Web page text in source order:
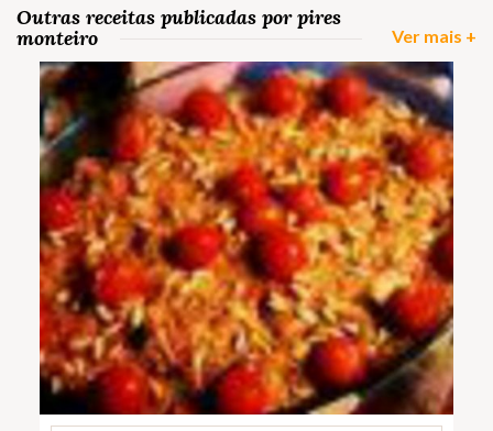
Outras receitas publicadas por pires
monteiro
Ver mais +